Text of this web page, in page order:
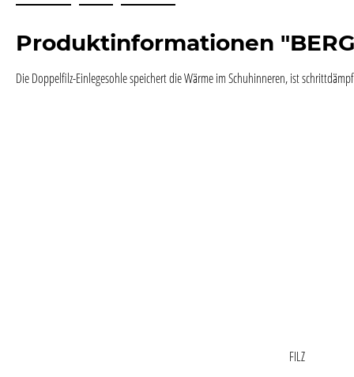
Produktinformationen
Die Doppelfilz-Einlegesohle speichert die Wärme im Schuhinneren, ist
FILZ